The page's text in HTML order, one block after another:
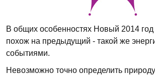
В общих особенностях Новый 2014 год
похож на предыдущий - такой же
событиями.
Невозможно точно определить